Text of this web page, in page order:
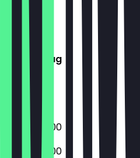
Montag
Dienstag
Mittwoch
Donnerstag
Freitag
Samstag
Sonntag
06:00 - 18:00
06:00 - 18:00